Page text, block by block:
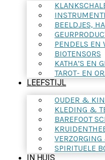
BEELDJES,
PENDELS EN
BIOTENSORS
KATHA’S EN
TAROT- EN
LEEFSTIJL
OUDER &
KLEDING &
BAREFOOT
SPIRITUELE
IN HUIS